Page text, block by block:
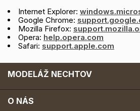
Internet Explorer:
Google Chrome:
Mozilla Firefox:
Opera: help.opera.com
Safari: support.apple.com
MODELÁŽ NECHTOV
O NÁS